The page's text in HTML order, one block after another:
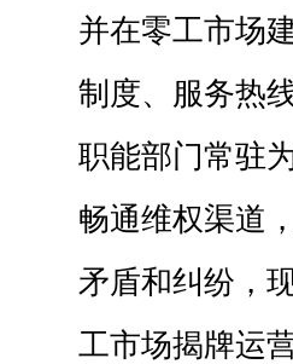
并在零工市场
制度、服务热
职能部门常驻
畅通维权渠道
矛盾和纠纷，
工市场揭牌运